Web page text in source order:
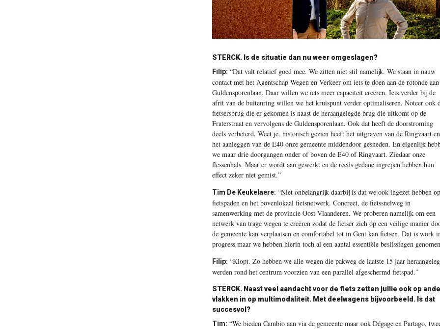
STERCK. Is de situatie dan nu weer omgeslagen?
Filip: “Dat valt relatief goed mee. We zitten niet stil namelijk. We staan in nauw
contact met het Agentschap Wegen en Verkeer om iets te doen aan de rotonde
Guldensporenlaan. Daar willen we iets meer capaciteit creëren. Iets verder bij de
afrit van de buitenring willen we het kruispunt verder optimaliseren. Noteer ook
fietsersbrug die er gekomen is naast de heraangelegde brug die uitkomt op de
Fraterstraat en vervolgens de Guldensporenlaan. Ook dat heeft de doorstroming
deels verbeterd. Weet je, historisch gezien heeft het uitgraven van de Ringvaart en
het aanleggen van de E40 onze gemeente middendoor gesneden. En eigenlijk
we maar drie doorgangen onder of boven de E40 of Ringvaart. Ziedaar onze
flessenhals. Maar er wordt aan gewerkt en de reeds gedane ingrepen hebben hun
effect zeker niet gemist.”
Tim De Keukelaere: “Niet onbelangrijk daarbij is dat we ook ingezet hebben op
fietspaden en het bovenlokaal fietsnetwerk. Concreet, de fietssnelweg in
samenwerking met de provincie Oost-Vlaanderen. We proberen namelijk om een
netwerk van trage wegen te creëren zodat de fietser zich op een veilige manier
de gemeente kan verplaatsen en comfortabel tot in Gent kan fietsen. Dat is work
progress maar we hebben hierin toch al een aantal essentiële beslissingen
Filip: “Klopt. Zo hebben we alle wegen die pakweg de laatste 15 jaar
werden rond het centrum voorzien van een parallel afgeschermd fietspad.”
STERCK. Naast veel aandacht voor de fiets zetten jullie ook op
vlakken in op multimodaliteit. Met deelwagens bijvoorbeeld. Is dat
succesvol?
Tim: “We bieden Cambio aan via de gemeente maar ook Dégage en Partago,